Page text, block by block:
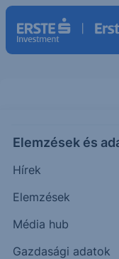
Elemzések és
Hírek
Elemzések
Média hub
Gazdasági adatok
HE(USA)
Hawaiian
Shs
12.41
Időpont: 26.08.07.